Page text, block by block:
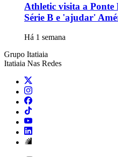
Athletic visita a
Série B e 'ajudar'
Há 1 semana
Grupo Itatiaia
Itatiaia Nas Redes